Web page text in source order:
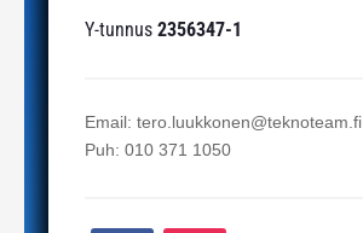
Y-tunnus 2356347-1
Email: tero.luukkonen@teknoteam.fi
Puh: 010 371 1050